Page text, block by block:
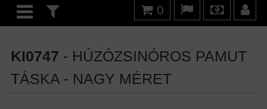
0
KI0747 - HÚZÓZSINÓROS PAMUT
TÁSKA - NAGY MÉRET